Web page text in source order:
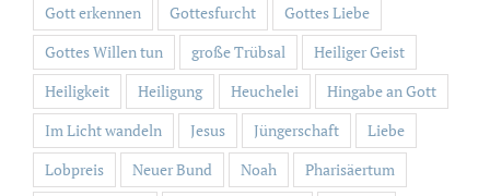
Gott erkennen
Gottesfurcht
Gottes Liebe
Gottes Willen tun
große Trübsal
Heiliger Geist
Heiligkeit
Heiligung Heuchelei
Hingabe an Gott
Im Licht wandeln
Jesus Jüngerschaft
Liebe
Lobpreis
Neuer Bund Noah
Pharisäertum